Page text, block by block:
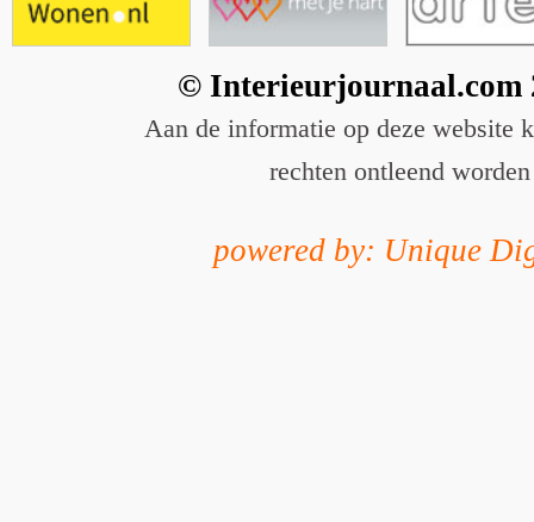
© Interieurjournaal.com
Aan de informatie op deze website
rechten ontleend worden
powered by: Unique